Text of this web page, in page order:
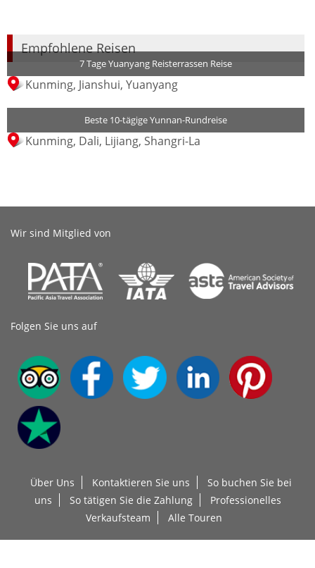
Empfohlene Reisen
7 Tage Yuanyang Reisterrassen Reise
Kunming, Jianshui, Yuanyang
Beste 10-tägige Yunnan-Rundreise
Kunming, Dali, Lijiang, Shangri-La
Wir sind Mitglied von
Folgen Sie uns auf
Über Uns Kontaktieren Sie uns
So buchen Sie bei
uns
So tätigen Sie die Zahlung
Professionelles
Verkaufsteam
Alle Touren